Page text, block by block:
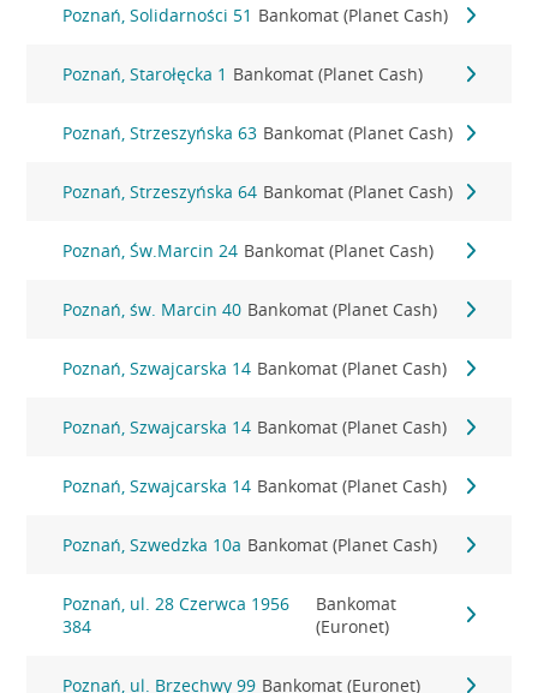
Poznań, Solidarności 51 Bankomat (Planet Cash)
Poznań, Starołęcka 1 Bankomat (Planet Cash)
Poznań, Strzeszyńska 63 Bankomat (Planet Cash)
Poznań, Strzeszyńska 64 Bankomat (Planet Cash)
Poznań, Św.Marcin 24 Bankomat (Planet Cash)
Poznań, św. Marcin 40 Bankomat (Planet Cash)
Poznań, Szwajcarska 14 Bankomat (Planet Cash)
Poznań, Szwajcarska 14 Bankomat (Planet Cash)
Poznań, Szwajcarska 14 Bankomat (Planet Cash)
Poznań, Szwedzka 10a Bankomat (Planet Cash)
Poznań, ul. 28 Czerwca 1956
384
Bankomat
(Euronet)
Poznań, ul. Brzechwy 99 Bankomat (Euronet)